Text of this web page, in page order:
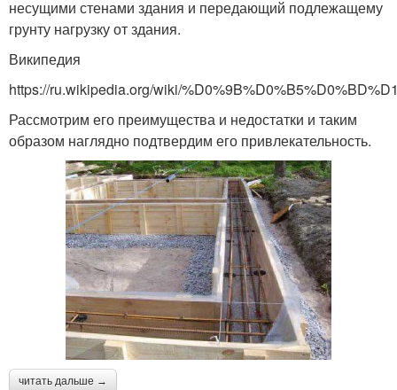
несущими стенами здания и передающий подлежащему
грунту нагрузку от здания.
Википедия
https://ru.wikipedia.org/wiki/
Рассмотрим его преимущества и недостатки и таким
образом наглядно подтвердим его привлекательность.
читать дальше →